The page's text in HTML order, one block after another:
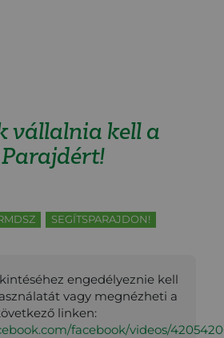
vállalnia kell a
SEGÍTSPARAJDON!
engedélyeznie kell
vagy megnézheti a
linken:
facebook/videos/